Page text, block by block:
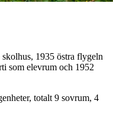
1935 östra flygeln
som elevrum och 1952
totalt 9 sovrum, 4